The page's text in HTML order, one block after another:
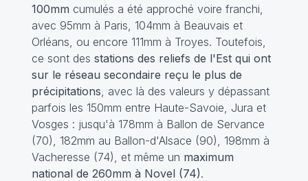
100mm cumulés a été approché voire franchi,
avec 95mm à Paris, 104mm à Beauvais et
Orléans, ou encore 111mm à Troyes. Toutefois,
ce sont des stations des reliefs de l'Est qui ont
sur le réseau secondaire reçu le plus de
précipitations , avec là des valeurs y dépassant
parfois les 150mm entre Haute-Savoie, Jura et
Vosges : jusqu'à 178mm à Ballon de Servance
(70), 182mm au Ballon-d'Alsace (90), 198mm à
Vacheresse (74), et même un maximum
national de 260mm à Novel (74).